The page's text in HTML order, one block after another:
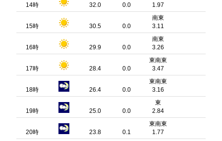
14時 32.0 0.0
1.97
15時 30.5 0.0
南東
3.11
16時 29.9 0.0
南東
3.26
17時 28.4 0.0
東南東
3.47
18時 26.4 0.0
東南東
3.16
19時 25.0 0.0
東
2.84
20時 23.8 0.1
東南東
1.77